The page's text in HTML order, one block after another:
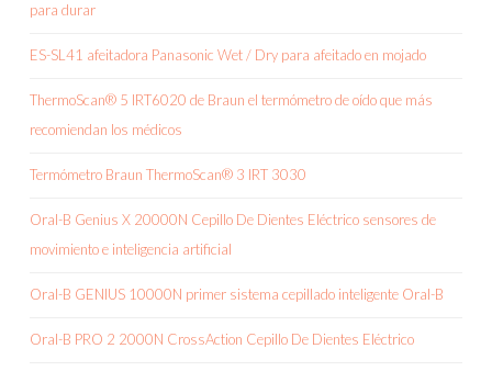
para durar
ES-SL41 afeitadora Panasonic Wet / Dry para afeitado en mojado
ThermoScan® 5 IRT6020 de Braun el termómetro de oído que más
recomiendan los médicos
Termómetro Braun ThermoScan® 3 IRT 3030
Oral-B Genius X 20000N Cepillo De Dientes Eléctrico sensores de
movimiento e inteligencia artificial
Oral-B GENIUS 10000N primer sistema cepillado inteligente Oral-B
Oral-B PRO 2 2000N CrossAction Cepillo De Dientes Eléctrico